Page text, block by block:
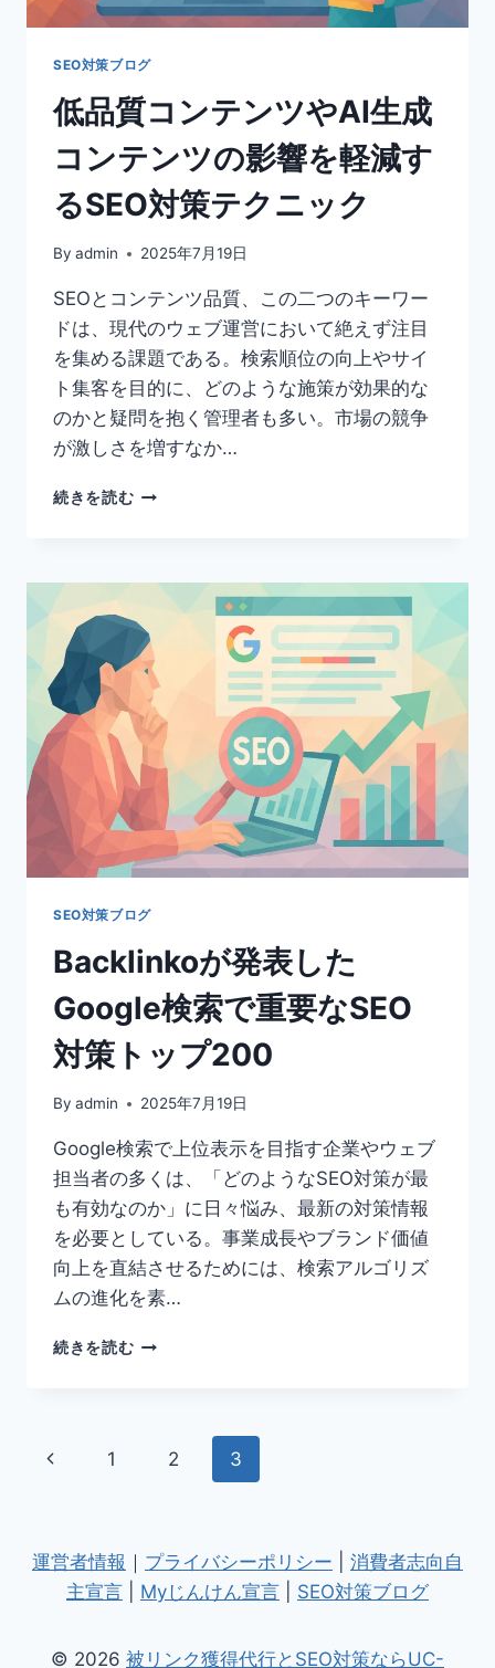
順
チ
ッ
ク
ツ
ル
6
選
SEO対策ブログ
低品質コンテンツやAI生成
コンテンツの影響を軽減す
るSEO対策テクニック
By admin 2025年7月19日
SEOとコンテンツ品質、この二つのキーワー
ドは、現代のウェブ運営において絶えず注目
を集める課題である。検索順位の向上やサイ
ト集客を目的に、どのような施策が効果的な
のかと疑問を抱く管理者も多い。市場の競争
が激しさを増すなか…
続きを読む低
ン
ン
ツ
や
AI
生
成
コ
ン
テ
ツ
影
を
減
る
SEO
対
テ
ニ
ッ
ク
SEO対策ブログ
Backlinkoが発表した
Google検索で重要なSEO
対策トップ200
By admin 2025年7月19日
Google検索で上位表示を目指す企業やウェブ
担当者の多くは、「どのようなSEO対策が最
も有効なのか」に日々悩み、最新の対策情報
を必要としている。事業成長やブランド価値
向上を直結させるためには、検索アルゴリズ
ムの進化を素…
続きを読むBACKLINKO
で
重
要
ペ
ジ
ビ
前
1 2 3
運営者情報 ｜ プライバシーポリシー
消費者志向自
主宣言
Myじんけん宣言 SEO対策ブログ
© 2026 被リンク獲得代行とSEO対策ならUC-